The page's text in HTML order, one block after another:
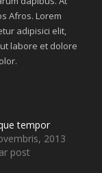
Afros. Lorem
adipisici elit,
labore et dolore
tempor
2013
post